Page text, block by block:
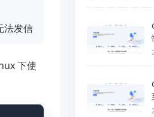
法发信
下使